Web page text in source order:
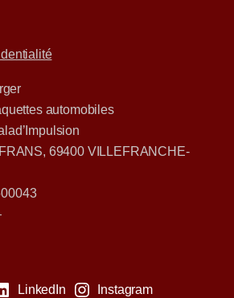
automobiles
69400 VILLEFRANCHE-
LinkedIn
Instagram